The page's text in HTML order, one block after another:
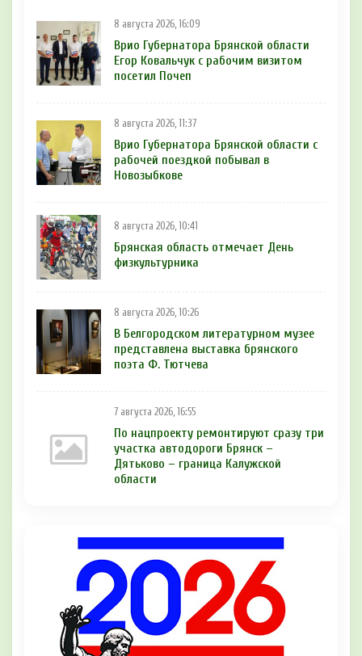
8 августа 2026, 16:09
Врио Губернатора Брянской области
Егор Ковальчук с рабочим визитом
посетил Почеп
8 августа 2026, 11:37
Врио Губернатора Брянской области с
рабочей поездкой побывал в
Новозыбкове
8 августа 2026, 10:41
Брянская область отмечает День
физкультурника
8 августа 2026, 10:26
В Белгородском литературном музее
представлена выставка брянского
поэта Ф. Тютчева
7 августа 2026, 16:55
По нацпроекту ремонтируют сразу три
участка автодороги Брянск –
Дятьково – граница Калужской
области